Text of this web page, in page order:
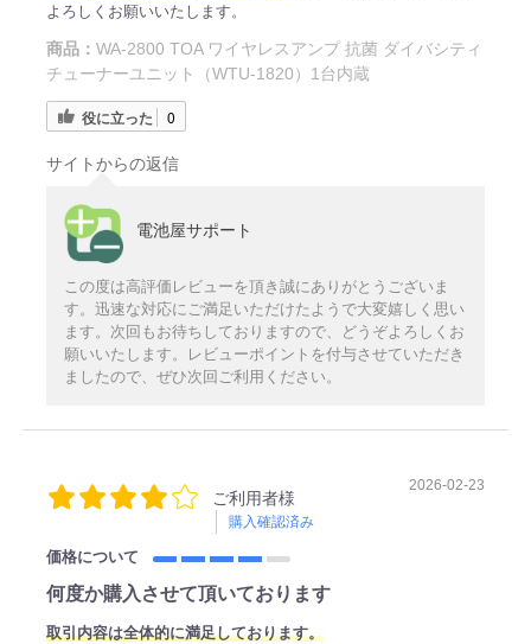
よろしくお願いいたします。
商品： WA-2800 TOA ワイヤレスアンプ 抗菌 ダイバシティ
チューナーユニット（WTU-1820）1台内蔵
役に立った 0
サイトからの返信
電池屋サポート
この度は高評価レビューを頂き誠にありがとうございま
す。迅速な対応にご満足いただけたようで大変嬉しく思い
ます。次回もお待ちしておりますので、どうぞよろしくお
願いいたします。レビューポイントを付与させていただき
ましたので、ぜひ次回ご利用ください。
ご利用者様
購入確認済み
2026-02-23
価格について
何度か購入させて頂いております
取引内容は全体的に満足しております。